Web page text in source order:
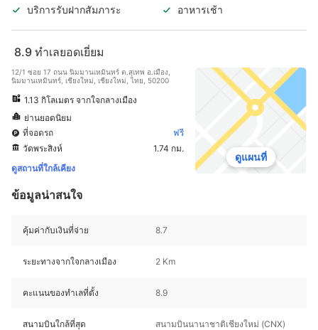
บริการรับฝากสัมภาระ
อาหารเช้า
8.9 ทำเลยอดเยี่ยม
12/1 ซอย 17 ถนน นิมมานเหมินทร์ ต.สุเทพ อ.เมือง,
นิมมานเหมินทร์, เชียงใหม่, เชียงใหม่, ไทย, 50200
1.13 กิโลเมตร จากใจกลางเมือง
ย่านยอดนิยม
ที่จอดรถ
ฟรี
วัดพระสิงห์
1.74 กม.
ดูสถานที่ใกล้เคียง
ดูแผนที่
ข้อมูลน่าสนใจ
คุ้มค่ากับเงินที่จ่าย 8.7
ระยะทางจากใจกลางเมือง 2 Km
คะแนนของทำเลที่ตั้ง 8.9
สนามบินใกล้ที่สุด สนามบินนานาชาติเชียงใหม่ (CNX)